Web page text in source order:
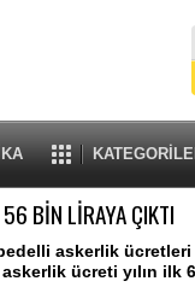
BİN LİRAYA ÇIKTI
bedelli askerlik
ücreti yılın ilk